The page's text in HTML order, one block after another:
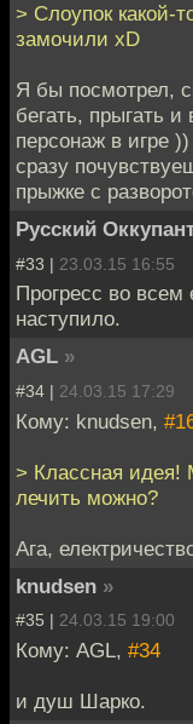
> Слоупок какой-
замочили xD
Я бы посмотрел,
бегать, прыгать
персонаж в игре
сразу
прыжке с
Русский
#33 | 23.03.15 16:55
Прогресс во
наступило.
AGL »
#34 | 24.03.15 17:29
Кому: knudsen,
> Классная идея!
лечить можно?
Ага,
knudsen »
#35 | 24.03.15 19:00
Кому: AGL, #34
и душ Шарко.